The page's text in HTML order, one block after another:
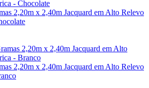
2,20m x 2,40m Jacquard em Alto Relevo
2,20m x 2,40m Jacquard em Alto Relevo